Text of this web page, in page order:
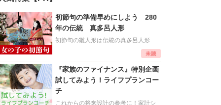
初節句の準備早めにしよう 280
年の伝統 真多呂人形
初節句の雛人形は伝統の真多呂人形
『家族のファイナンス』特別企画
試してみよう！ライフプランコー
チ
これからの将来設計の参考に！家計シ